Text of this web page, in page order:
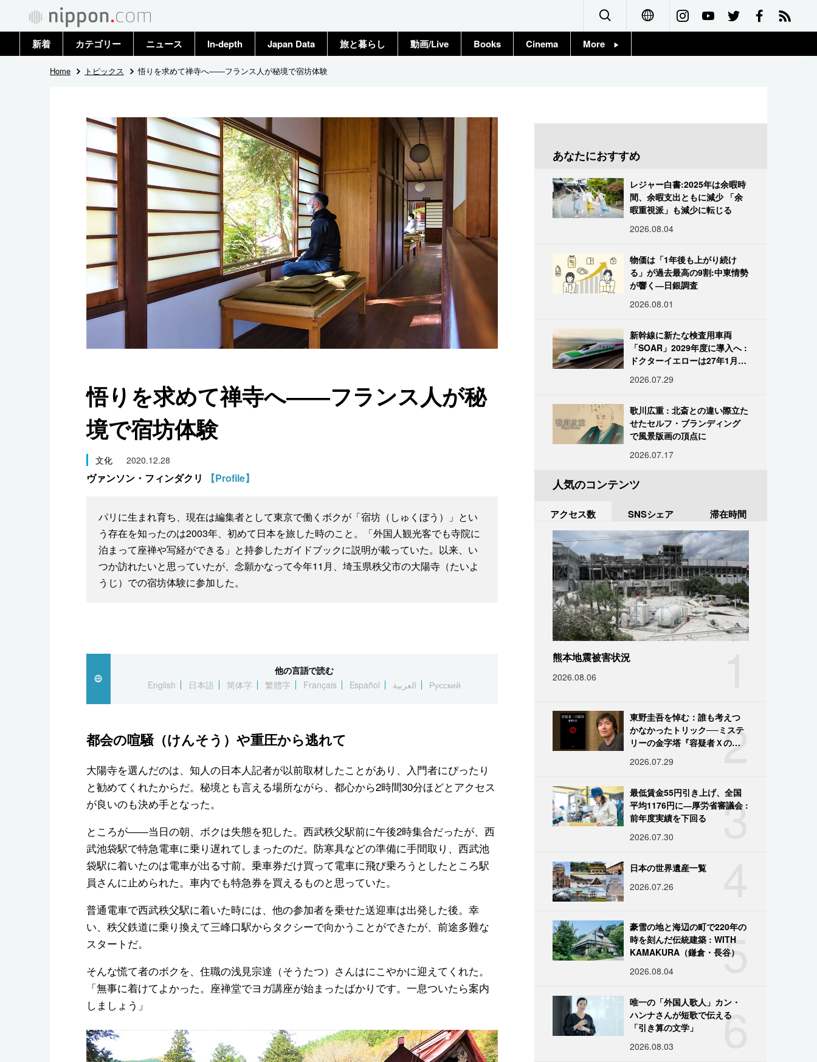
العربية
Русский
新着 カテゴリー
政治・外交
科学・技術
スポーツ・東京2020
ニュース
トップ
In-depth Japan Data 旅と暮らし 動画/Live Books Cinema More
東京
お知らせ
Home トピックス 悟りを求めて禅寺へ――フランス人が秘境で宿坊体験
悟りを求めて禅寺へ――フランス人が秘
境で宿坊体験
文化 2020.12.28
ヴァンソン・フィンダクリ 【Profile】
パリに生まれ育ち、現在は編集者として東京で働くボクが「宿坊（しゅくぼう）」とい
う存在を知ったのは2003年、初めて日本を旅した時のこと。「外国人観光客でも寺院に
泊まって座禅や写経ができる」と持参したガイドブックに説明が載っていた。以来、い
つか訪れたいと思っていたが、念願かなって今年11月、埼玉県秩父市の大陽寺（たいよ
うじ）での宿坊体験に参加した。
他の言語で読む
English
日本語 简体字 繁體字 Français Español العربية Русский
都会の喧騒（けんそう）や重圧から逃れて
大陽寺を選んだのは、知人の日本人記者が以前取材したことがあり、入門者にぴったり
と勧めてくれたからだ。秘境とも言える場所ながら、都心から2時間30分ほどとアクセス
が良いのも決め手となった。
ところが――当日の朝、ボクは失態を犯した。西武秩父駅前に午後2時集合だったが、西
武池袋駅で特急電車に乗り遅れてしまったのだ。防寒具などの準備に手間取り、西武池
袋駅に着いたのは電車が出る寸前。乗車券だけ買って電車に飛び乗ろうとしたところ駅
員さんに止められた。車内でも特急券を買えるものと思っていた。
普通電車で西武秩父駅に着いた時には、他の参加者を乗せた送迎車は出発した後。幸
い、秩父鉄道に乗り換えて三峰口駅からタクシーで向かうことができたが、前途多難な
スタートだ。
そんな慌て者のボクを、住職の浅見宗達（そうたつ）さんはにこやかに迎えてくれた。
「無事に着けてよかった。座禅堂でヨガ講座が始まったばかりです。一息ついたら案内
しましょう」
あなたにおすすめ
レジャー白書:2025年は余暇時
間、余暇支出ともに減少 「余
暇重視派」も減少に転じる
2026.08.04
物価は「1年後も上がり続け
る」が過去最高の9割:中東情勢
が響く―日銀調査
2026.08.01
新幹線に新たな検査用車両
「SOAR」2029年度に導入へ :
ドクターイエローは27年1月に
2026.07.29
歌川広重 : 北斎との違い際立た
せたセルフ・ブランディング
で風景版画の頂点に
2026.07.17
人気のコンテンツ
アクセス数 SNSシェア 滞在時間
熊本地震被害状況
2026.08.06
2
東野圭吾を悼む：誰も考えつ
かなかったトリック──ミステ
リーの金字塔『容疑者Ｘの献
2026.07.29
3
最低賃金55円引き上げ、全国
平均1176円に―厚労省審議会 :
前年度実績を下回る
2026.07.30
日本の世界遺産一覧
2026.07.26
5
豪雪の地と海辺の町で220年の
時を刻んだ伝統建築 : WITH
KAMAKURA（鎌倉・長谷）
2026.08.04
6
唯一の「外国人歌人」カン・
ハンナさんが短歌で伝える
「引き算の文学」
2026.08.03